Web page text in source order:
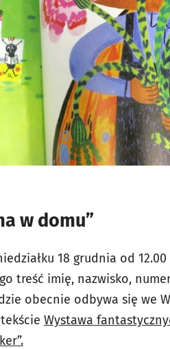
w domu”
18 grudnia od
treść imię, nazwisko,
obecnie odbywa się we
Wystawa